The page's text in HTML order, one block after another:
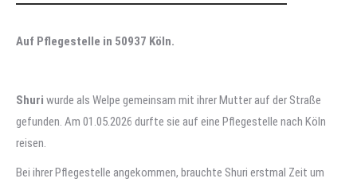
Auf Pflegestelle in 50937 Köln.
Shuri wurde als Welpe gemeinsam mit ihrer Mutter auf der Straße
gefunden. Am 01.05.2026 durfte sie auf eine Pflegestelle nach Köln
reisen.
Bei ihrer Pflegestelle angekommen, brauchte Shuri erstmal Zeit um